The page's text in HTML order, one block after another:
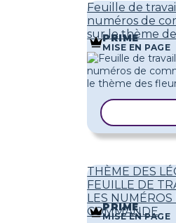
Feuille de
numéros de
sur le thème
PRIME
MISE EN PAGE
THÈME DES
FEUILLE DE
LES NUMÉROS
COMMANDE
PRIME
MISE EN PAGE